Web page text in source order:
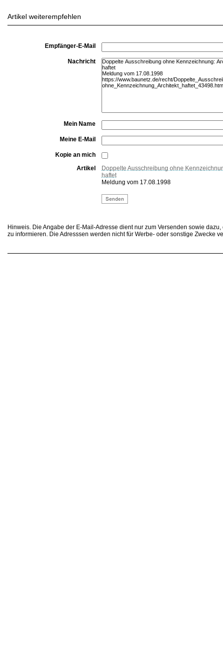
Artikel weiterempfehlen
Empfänger-E-Mail
Nachricht
Mein Name
Meine E-Mail
Kopie an mich
Artikel
Doppelte Ausschreibung ohne
haftet
Meldung vom 17.08.1998
Hinweis. Die Angabe der E-Mail-Adresse dient nur zum Versenden sowie
zu informieren. Die Adresssen werden nicht für Werbe- oder sonstige Zwecke